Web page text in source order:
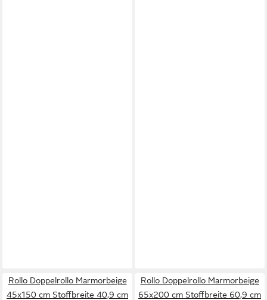
Rollo Doppelrollo Marmorbeige
45x150 cm Stoffbreite 40,9 cm
Rollo Doppelrollo Marmorbeige
65x200 cm Stoffbreite 60,9 cm